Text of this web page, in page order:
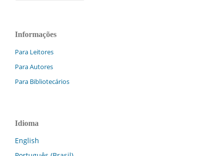
Informações
Para Leitores
Para Autores
Para Bibliotecários
Idioma
English